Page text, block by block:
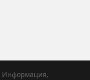
Информация,